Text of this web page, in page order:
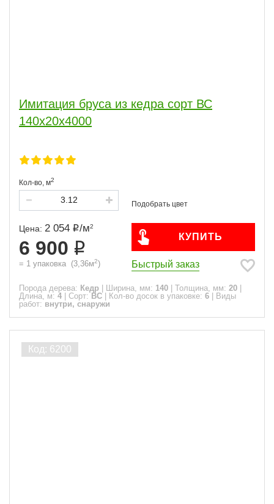
Имитация бруса из кедра сорт ВС
140x20x4000
Кол-во, м2
Цена: 2 054 /м2
6 900
= 1 упаковка (3,36м2)
КУПИТЬ
Быстрый заказ
Порода дерева: Кедр Ширина, мм: 140 Толщина, мм: 20
Длина, м: 4 Сорт: ВС Кол-во досок в упаковке: 6
Виды
работ: внутри, снаружи